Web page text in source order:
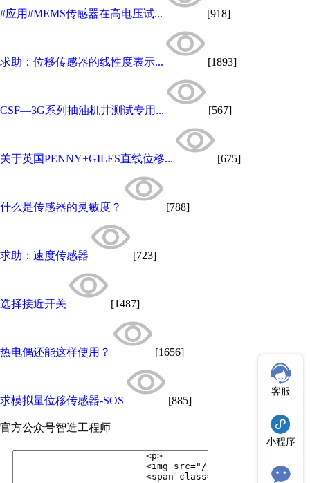
#应用#MEMS传感器在高电压试... [918]
求助：位移传感器的线性度表示... [1893]
CSF—3G系列抽油机井测试专用... [567]
关于英国PENNY+GILES直线位移... [675]
什么是传感器的灵敏度？ [788]
求助：速度传感器 [723]
选择接近开关 [1487]
热电偶还能这样使用？ [1656]
求模拟量位移传感器-SOS [885]
官方公众号智造工程师
客服
小程序